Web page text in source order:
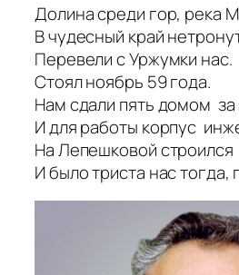
Долина среди гор, река
В чудесный край
Перевели с Уржумки нас.
Стоял ноябрь 59 года.
Нам сдали пять домом за
И для работы корпус
На Лепешковой строился
И было триста нас тогда,